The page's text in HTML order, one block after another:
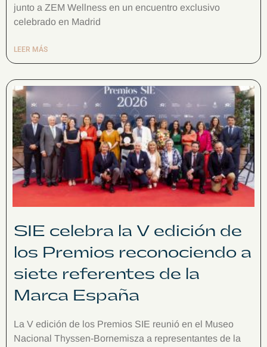
junto a ZEM Wellness en un encuentro exclusivo
celebrado en Madrid
LEER MÁS
SIE celebra la V edición de
los Premios reconociendo a
siete referentes de la
Marca España
La V edición de los Premios SIE reunió en el Museo
Nacional Thyssen-Bornemisza a representantes de la